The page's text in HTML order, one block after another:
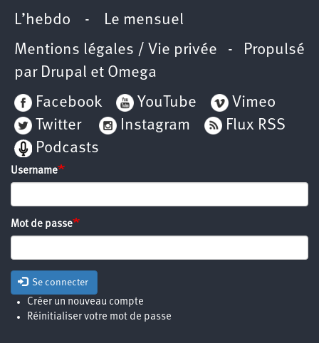
L’hebdo - Le mensuel
Mentions légales / Vie privée - Propulsé
par Drupal et Omega
Facebook
YouTube
Vimeo
Twitter
Instagram
Flux RSS
Podcasts
Username
Mot de passe
Se connecter
Créer un nouveau compte
Réinitialiser votre mot de passe